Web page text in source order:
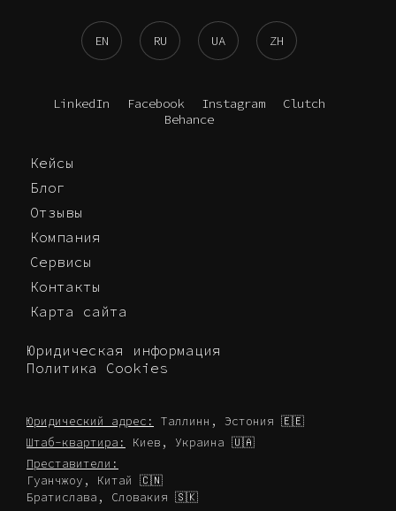
EN RU UA ZH
LinkedIn Facebook Instagram
Clutch
Behance
Кейсы
Блог
Отзывы
Компания
Сервисы
Контакты
Карта сайта
Юридическая информация
Политика Cookies
Юридический адрес:
Таллинн, Эстония 🇪🇪
Штаб-квартира:
Киев, Украина 🇺🇦
Преставители:
Гуанчжоу, Китай 🇨🇳
Братислава, Словакия 🇸🇰